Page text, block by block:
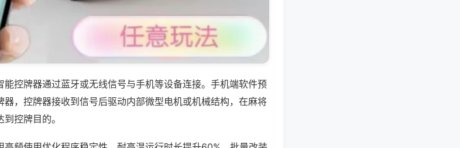
控牌器通过蓝牙或无线信号与手机等设备连接。手机端软件预
，控牌器接收到信号后驱动内部微型电机或机械结构，在麻将
控牌目的。